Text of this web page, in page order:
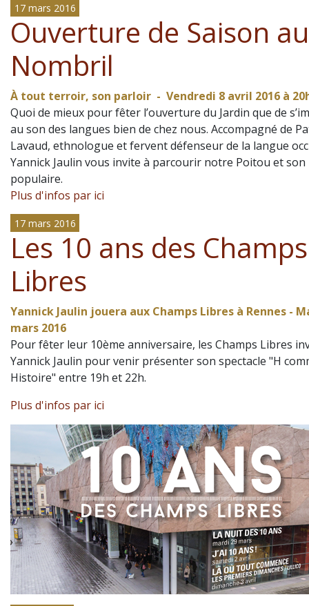
17 mars 2016
Ouverture de Saison au
Nombril
À tout terroir, son parloir - Vendredi 8 avril 2016 à
Quoi de mieux pour fêter l’ouverture du Jardin que de
au son des langues bien de chez nous. Accompagné de
Lavaud, ethnologue et fervent défenseur de la langue
Yannick Jaulin vous invite à parcourir notre Poitou et
populaire.
Plus d'infos par ici
17 mars 2016
Les 10 ans des Champs
Libres
Yannick Jaulin jouera aux Champs Libres à Rennes -
mars 2016
Pour fêter leur 10ème anniversaire, les Champs Libres
Yannick Jaulin pour venir présenter son spectacle "H
Histoire" entre 19h et 22h.
Plus d'infos par ici